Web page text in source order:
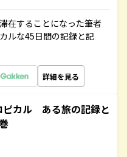
在することになった筆者
ルな45日間の記録と記
詳細を見る
ピカル ある旅の記録と